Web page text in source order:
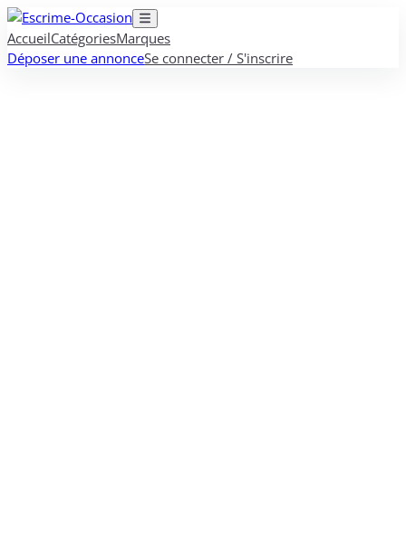
AccueilCatégoriesMarques
Déposer une annonceSe connecter / S'inscrire